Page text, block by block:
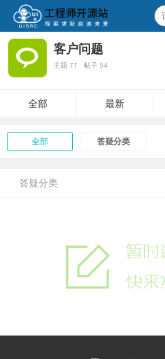
客户问题
主题 77 帖子 94
全部 最新
全部 答疑分类
答疑分类